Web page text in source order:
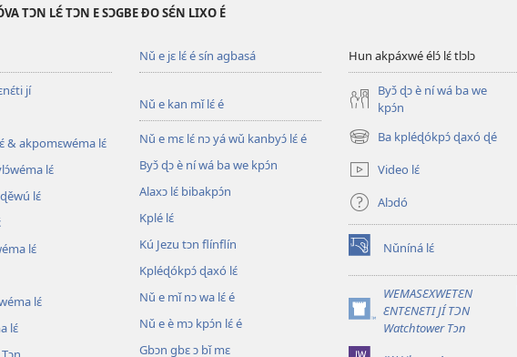
TƆN LƐ́ TƆN E SƆGBE ƉO SƐ́N LIXO É
jí
& akpomɛwéma lɛ́
lɛ́
lɛ́
lɛ́
lɛ́
lɛ́
Nǔ e jɛ lɛ́ é sín agbasá
Nǔ e kan mǐ lɛ́ é
Nǔ e mɛ lɛ́ nɔ yá wǔ kanbyɔ́ lɛ́ é
Byɔ̌ ɖɔ è ní wá ba we kpɔ́n
Alaxɔ lɛ́ bibakpɔ́n
Kplé lɛ́
Kú Jezu tɔn flínflín
Kpléɖókpɔ́ ɖaxó lɛ́
Nǔ e mǐ nɔ wa lɛ́ é
Nǔ e è mɔ kpɔ́n lɛ́ é
Gbɔn gbɛ ɔ bǐ mɛ
Hun akpáxwé élɔ́ lɛ́ tlɔlɔ
Byɔ̌ ɖɔ è ní wá ba we
kpɔ́n
Ba kpléɖókpɔ́ ɖaxó ɖé
(opens
new
window)
Video lɛ́
Alɔdó
Nǔníná lɛ́
(opens
new
window)WEMASƐXWETƐN
ƐNTƐNƐTI JÍ TƆN
Watchtower Tɔn
(opens
window)